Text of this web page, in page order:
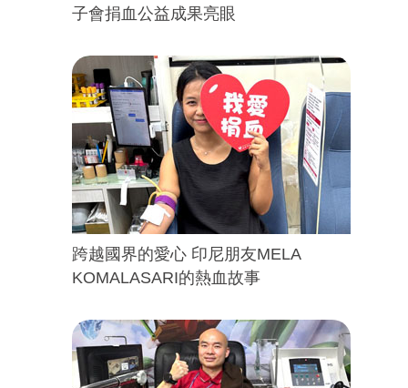
子會捐血公益成果亮眼
跨越國界的愛心 印尼朋友MELA
KOMALASARI的熱血故事